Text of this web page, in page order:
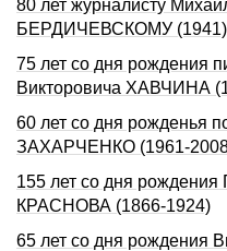
80 лет журналисту
БЕРДИЧЕВСКОМУ (1941)
75 лет со дня рождения
Викторовича ХАВЧИНА
60 лет со дня рожденья
ЗАХАРЧЕНКО (1961-
155 лет со дня
КРАСНОВА (1866-1924)
65 лет со дня рождения